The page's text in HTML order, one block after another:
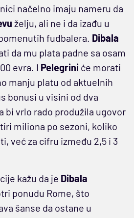
načelno imaju nameru da
želju, ali ne i da izađu u
fudbalera. Dibala
da mu plata padne sa osam
evra. I Pelegrini će morati
manju platu od aktuelnih
bonusi u visini od dva
bi vrlo rado produžila ugovor
miliona po sezoni, koliko
već za cifru između 2,5 i 3
kažu da je Dibala
ponudu Rome, što
šanse da ostane u